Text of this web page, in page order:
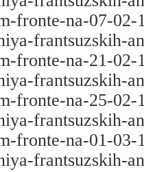
fronte-na-07-02-
frantsuzskih-
fronte-na-21-02-
frantsuzskih-
fronte-na-25-02-
frantsuzskih-
fronte-na-01-03-
frantsuzskih-